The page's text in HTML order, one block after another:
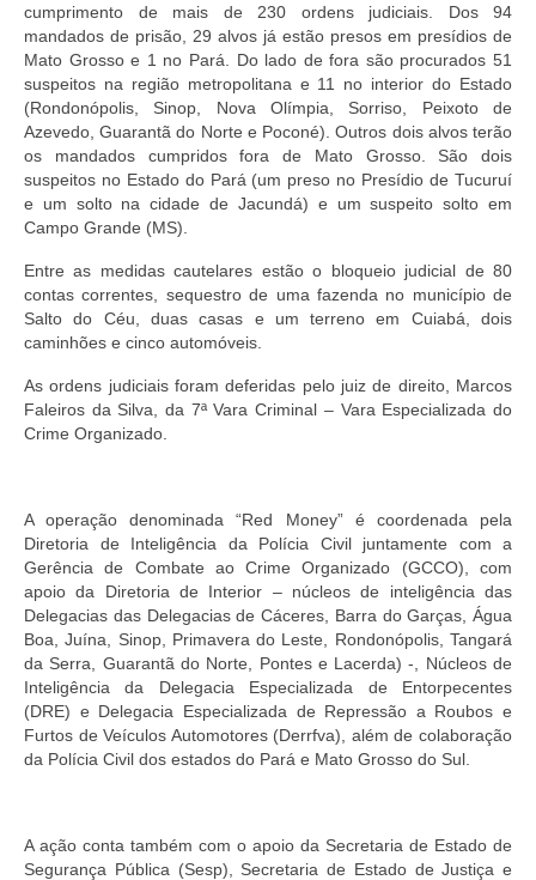
cumprimento de mais de 230 ordens judiciais. Dos 94
mandados de prisão, 29 alvos já estão presos em presídios de
Mato Grosso e 1 no Pará. Do lado de fora são procurados 51
suspeitos na região metropolitana e 11 no interior do Estado
(Rondonópolis, Sinop, Nova Olímpia, Sorriso, Peixoto de
Azevedo, Guarantã do Norte e Poconé). Outros dois alvos terão
os mandados cumpridos fora de Mato Grosso. São dois
suspeitos no Estado do Pará (um preso no Presídio de Tucuruí
e um solto na cidade de Jacundá) e um suspeito solto em
Campo Grande (MS).
Entre as medidas cautelares estão o bloqueio judicial de 80
contas correntes, sequestro de uma fazenda no município de
Salto do Céu, duas casas e um terreno em Cuiabá, dois
caminhões e cinco automóveis.
As ordens judiciais foram deferidas pelo juiz de direito, Marcos
Faleiros da Silva, da 7ª Vara Criminal – Vara Especializada do
Crime Organizado.
A operação denominada “Red Money” é coordenada pela
Diretoria de Inteligência da Polícia Civil juntamente com a
Gerência de Combate ao Crime Organizado (GCCO), com
apoio da Diretoria de Interior – núcleos de inteligência das
Delegacias das Delegacias de Cáceres, Barra do Garças, Água
Boa, Juína, Sinop, Primavera do Leste, Rondonópolis, Tangará
da Serra, Guarantã do Norte, Pontes e Lacerda) -, Núcleos de
Inteligência da Delegacia Especializada de Entorpecentes
(DRE) e Delegacia Especializada de Repressão a Roubos e
Furtos de Veículos Automotores (Derrfva), além de colaboração
da Polícia Civil dos estados do Pará e Mato Grosso do Sul.
A ação conta também com o apoio da Secretaria de Estado de
Segurança Pública (Sesp), Secretaria de Estado de Justiça e